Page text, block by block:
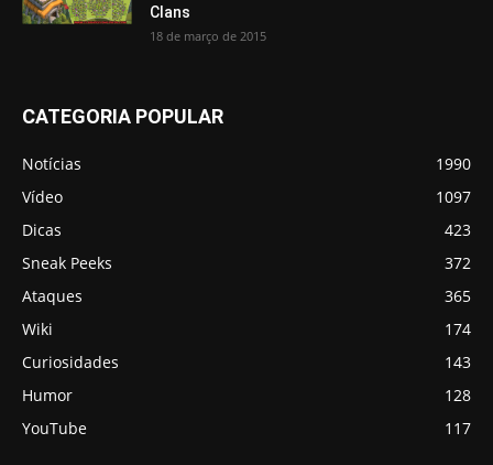
Clans
18 de março de 2015
CATEGORIA POPULAR
Notícias
1990
Vídeo
1097
Dicas
423
Sneak Peeks
372
Ataques
365
Wiki
174
Curiosidades
143
Humor
128
YouTube
117